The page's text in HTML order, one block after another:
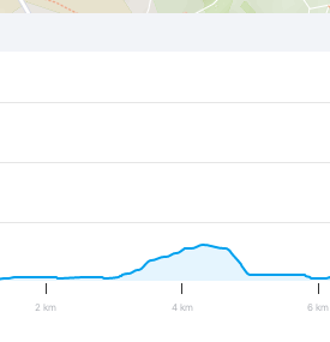
2 km 4 km 6 km